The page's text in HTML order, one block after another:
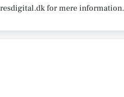
for mere information.